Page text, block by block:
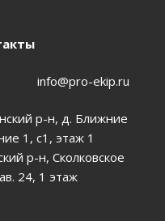
info@pro-ekip.ru
р-н, д. Ближние
1, с1, этаж 1
р-н, Сколковское
24, 1 этаж